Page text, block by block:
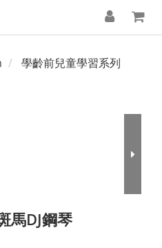
學齡前兒童學習系列
馬DJ鋼琴